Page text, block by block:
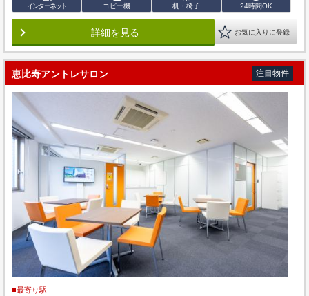
インターネット コピー機 机・椅子 24時間OK
詳細を見る お気に入りに登録
恵比寿アントレサロン 注目物件
■最寄り駅